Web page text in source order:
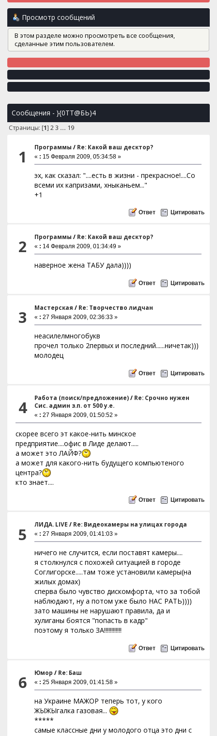
Просмотр сообщений
В этом разделе можно просмотреть все сообщения,
сделанные этим пользователем.
Сообщения - }{0TT@БЬ)4
Страницы: [1] 2 3 ... 19
1 Программы / Re: Какой ваш десктор?
« : 15 Февраля 2009, 05:34:58 »
эх, как сказал: "....есть в жизни - прекрасное!....Со
всеми их капризами, хныканьем..."
+1
Ответ Цитировать
2 Программы / Re: Какой ваш десктор?
« : 14 Февраля 2009, 01:34:49 »
наверное жена ТАБУ дала))))
Ответ Цитировать
3 Мастерская / Re: Творчество лидчан
« : 27 Января 2009, 02:36:33 »
неасилелмногобукв
прочел только 2первых и последний......ничетак)))
молодец
Ответ Цитировать
4 Работа (поиск/предложение) / Re: Срочно нужен
Сис. админ з.п. от 500 у.е.
« : 27 Января 2009, 01:50:52 »
скорее всего эт какое-нить минское
предприятие....офис в Лиде делают.....
а может это ЛАЙФ?
а может для какого-нить будущего компьютеного
центра?
кто знает....
Ответ Цитировать
5 ЛИДА. LIVE / Re: Видеокамеры на улицах города
« : 27 Января 2009, 01:41:03 »
ничего не случится, если поставят камеры....
я столкнулся с похожей ситуацией в городе
Соглигорске.....там тоже установили камеры(на
жилых домах)
сперва было чувство дискомфорта, что за тобой
наблюдают, ну а потом уже было НАС РАТЬ))))
зато машины не нарушают правила, да и
хулиганы боятся "попасть в кадр"
поэтому я только ЗА!!!!!!!!!!!!
Ответ Цитировать
6 Юмор / Re: Баш
« : 25 Января 2009, 01:41:58 »
на Украине МАЖОР теперь тот, у кого
ЖЫЖЫгалка газовая...
*****
самые классные дни у молодого отца это дни с